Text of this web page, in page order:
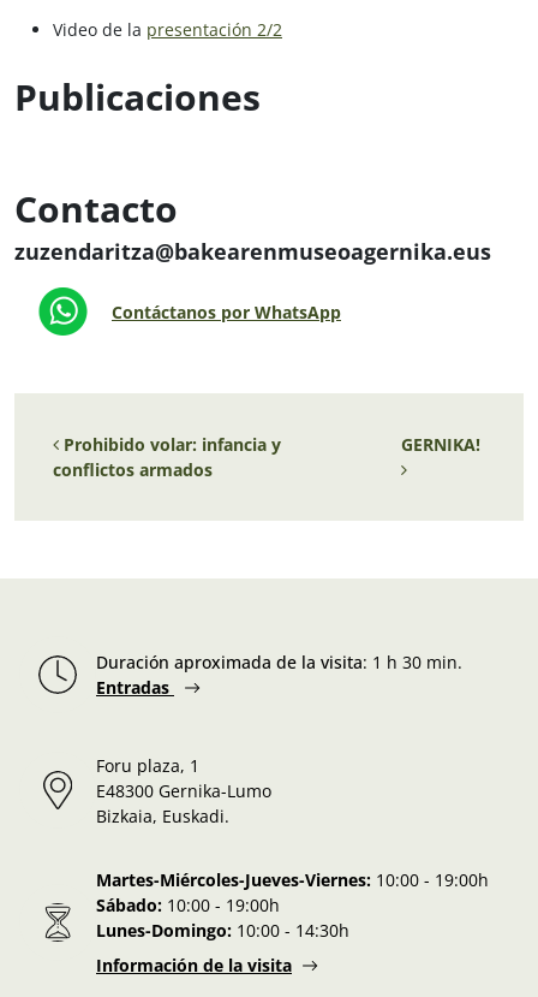
Video de la presentación 2/2
Publicaciones
Contacto
zuzendaritza@bakearenmuseoagernika.eus
Contáctanos por WhatsApp
Navegación de entradas
Prohibido volar: infancia y
conflictos armados
GERNIKA!
Duración aproximada de la visita: 1 h 30 min.
Entradas
Foru plaza, 1
E48300 Gernika-Lumo
Bizkaia, Euskadi.
Martes-Miércoles-Jueves-Viernes: 10:00 - 19:00h
Sábado: 10:00 - 19:00h
Lunes-Domingo: 10:00 - 14:30h
Información de la visita